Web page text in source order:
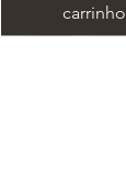
carrinho